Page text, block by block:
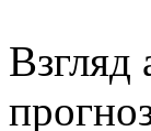
Взгляд